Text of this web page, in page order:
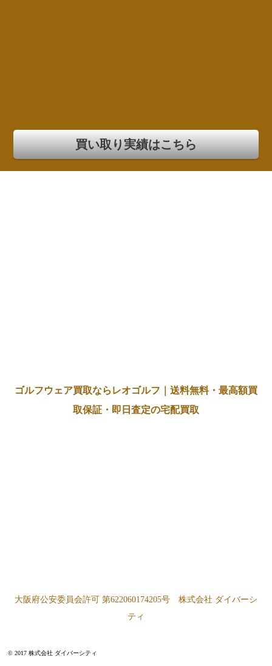
買い取り実績はこちら
ゴルフウェア買取ならレオゴルフ｜送料無料・最高額買
取保証・即日査定の宅配買取
大阪府公安委員会許可 第622060174205号 株式会社 ダイバーシ
ティ
© 2017 株式会社 ダイバーシティ